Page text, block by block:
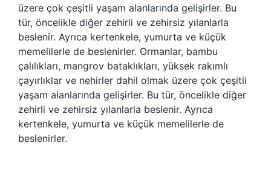
üzere çok çeşitli yaşam alanlarında gelişirler. Bu
tür, öncelikle diğer zehirli ve zehirsiz yılanlarla
beslenir. Ayrıca kertenkele, yumurta ve küçük
memelilerle de beslenirler. Ormanlar, bambu
çalılıkları, mangrov bataklıkları, yüksek rakımlı
çayırlıklar ve nehirler dahil olmak üzere çok çeşitli
yaşam alanlarında gelişirler. Bu tür, öncelikle diğer
zehirli ve zehirsiz yılanlarla beslenir. Ayrıca
kertenkele, yumurta ve küçük memelilerle de
beslenirler.